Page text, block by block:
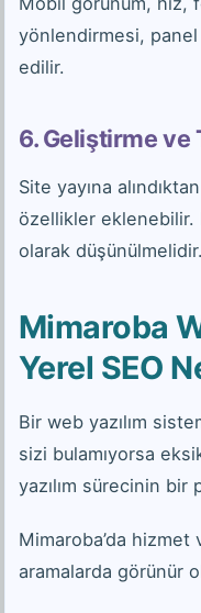
yönlendirmesi, panel
edilir.
6. Geliştirme ve
Site yayına
özellikler eklenebilir.
olarak düşünülmelidir.
Mimaroba
Yerel SEO
Bir web yazılım
sizi bulamıyorsa
yazılım sürecinin bir
Mimaroba’da
aramalarda görünür